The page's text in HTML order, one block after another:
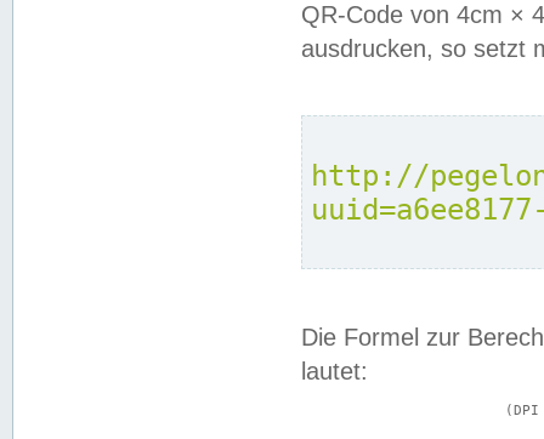
QR-Code von 4cm ×
ausdrucken, so setzt
http://
Die Formel zur
lautet: